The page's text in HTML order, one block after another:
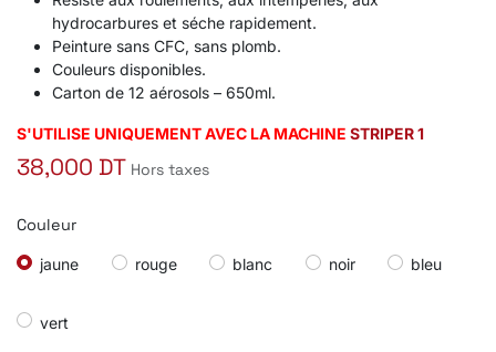
hydrocarbures et séche rapidement.
Peinture sans CFC, sans plomb.
Couleurs disponibles.
Carton de 12 aérosols – 650ml.
S'UTILISE UNIQUEMENT AVEC LA MACHINE STRIPER 1
38,000 DT Hors taxes
Couleur
jaune rouge blanc noir bleu
vert